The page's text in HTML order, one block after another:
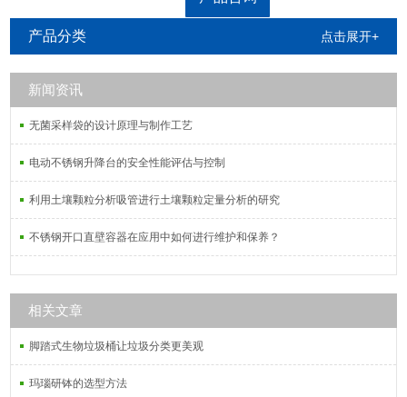
产品分类 点击展开+
新闻资讯
无菌采样袋的设计原理与制作工艺
电动不锈钢升降台的安全性能评估与控制
利用土壤颗粒分析吸管进行土壤颗粒定量分析的研究
不锈钢开口直壁容器在应用中如何进行维护和保养？
相关文章
脚踏式生物垃圾桶让垃圾分类更美观
玛瑙研钵的选型方法